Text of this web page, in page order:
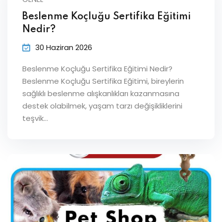
Beslenme Koçluğu Sertifika Eğitimi
Nedir?
30 Haziran 2026
Beslenme Koçluğu Sertifika Eğitimi Nedir?
Beslenme Koçluğu Sertifika Eğitimi, bireylerin
sağlıklı beslenme alışkanlıkları kazanmasına
destek olabilmek, yaşam tarzı değişikliklerini
teşvik…